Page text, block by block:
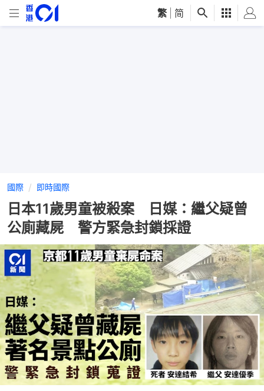
繁 简
國際 即時國際
日本11歲男童被殺案 日媒：繼父疑曾
公廁藏屍 警方緊急封鎖採證